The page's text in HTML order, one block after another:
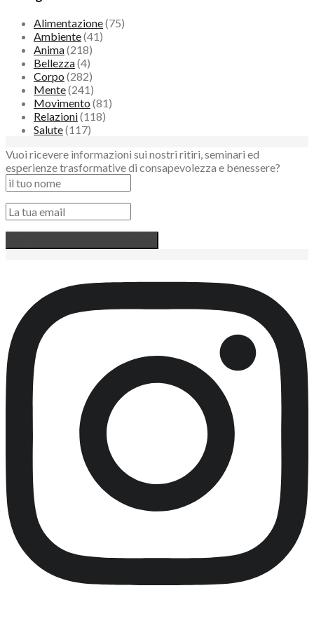
Alimentazione(75)
Ambiente(41)
Anima(218)
Bellezza(4)
Corpo (282)
Mente(241)
Movimento (81)
Relazioni(118)
Salute(117)
Vuoi ricevere informazioni sui nostri ritiri, seminari ed
esperienze trasformative di consapevolezza e benessere?